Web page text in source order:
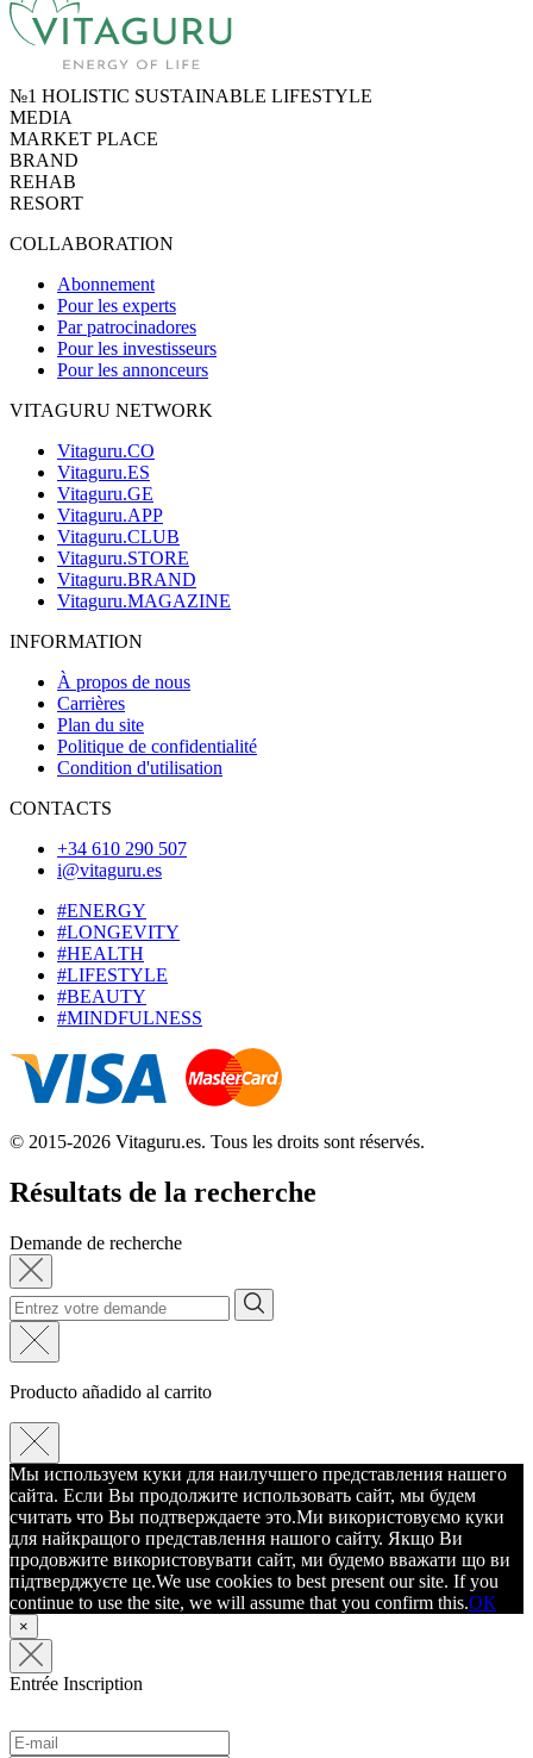
№1 HOLISTIC SUSTAINABLE LIFESTYLE
MEDIA
MARKET PLACE
BRAND
REHAB
RESORT
COLLABORATION
Abonnement
Pour les experts
Par patrocinadores
Pour les investisseurs
Pour les annonceurs
VITAGURU NETWORK
Vitaguru.CO
Vitaguru.ES
Vitaguru.GE
Vitaguru.APP
Vitaguru.CLUB
Vitaguru.STORE
Vitaguru.BRAND
Vitaguru.MAGAZINE
INFORMATION
À propos de nous
Carrières
Plan du site
Politique de confidentialité
Condition d'utilisation
CONTACTS
+34 610 290 507
i@vitaguru.es
#ENERGY
#LONGEVITY
#HEALTH
#LIFESTYLE
#BEAUTY
#MINDFULNESS
© 2015-2026 Vitaguru.es. Tous les droits sont réservés.
Résultats de la recherche
Demande de recherche
Producto añadido al carrito
Мы используем куки для наилучшего представления нашего
сайта. Если Вы продолжите использовать сайт, мы будем
считать что Вы подтверждаете это.Ми використовуємо куки
для найкращого представлення нашого сайту. Якщо Ви
продовжите використовувати сайт, ми будемо вважати що ви
підтверджуєте це.We use cookies to best present our site. If you
continue to use the site, we will assume that you confirm this.ОК
×
Entrée Inscription